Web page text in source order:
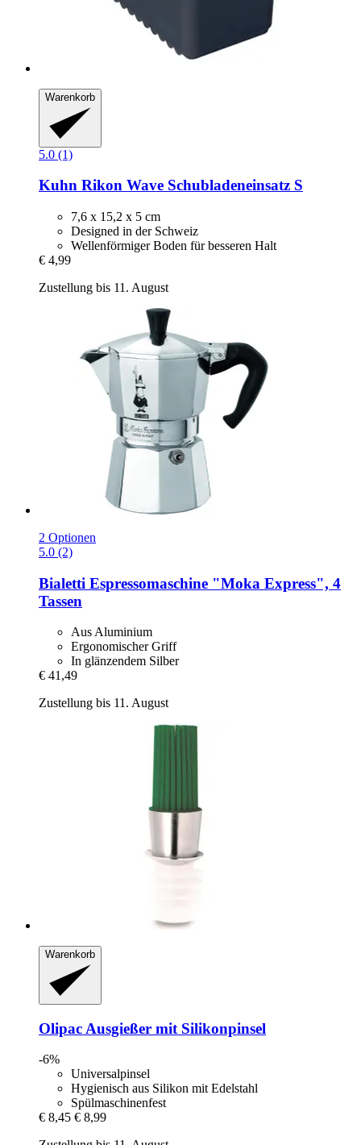
Warenkorb
5.0 (1)
Kuhn Rikon Wave Schubladeneinsatz S
7,6 x 15,2 x 5 cm
Designed in der Schweiz
Wellenförmiger Boden für besseren Halt
€ 4,99
Zustellung bis 11. August
2 Optionen
5.0 (2)
Bialetti Espressomaschine "Moka Express", 4
Tassen
Aus Aluminium
Ergonomischer Griff
In glänzendem Silber
€ 41,49
Zustellung bis 11. August
Warenkorb
Olipac Ausgießer mit Silikonpinsel
-6%
Universalpinsel
Hygienisch aus Silikon mit Edelstahl
Spülmaschinenfest
€ 8,45 € 8,99